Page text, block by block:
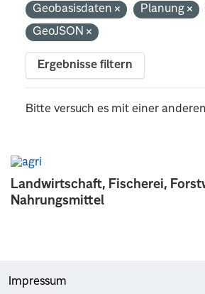
Landwirtschaft, Fischerei,
Nahrungsmittel
Geobasisdaten
Planung
GeoJSON
Ergebnisse filtern
Bitte versuch es mit einer
Impressum